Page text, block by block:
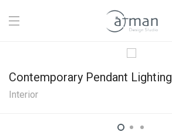
Contemporary Pendant Lighting
Interior